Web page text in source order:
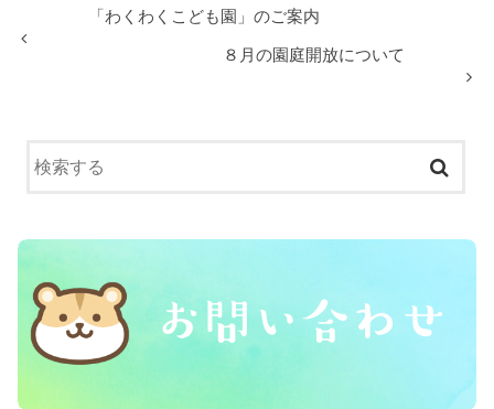
「わくわくこども園」のご案内
８月の園庭開放について